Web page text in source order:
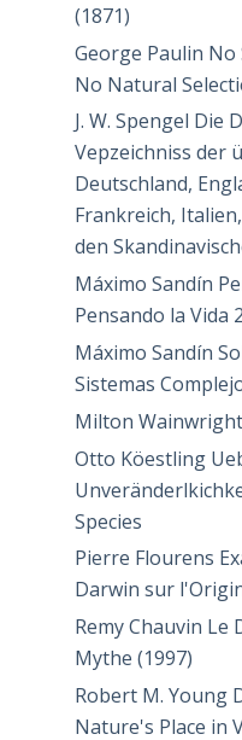
(1871)
George Paulin
No Natural
J. W. Spengel Die
Vepzeichniss der
Deutschland,
Frankreich,
den
Máximo Sandín
Pensando la Vida
Máximo Sandín
Sistemas
Milton Wainwright
Otto Köestling
Species
Pierre Flourens
Darwin sur
Remy Chauvin
Mythe (1997)
Robert M. Young
Nature's Place in